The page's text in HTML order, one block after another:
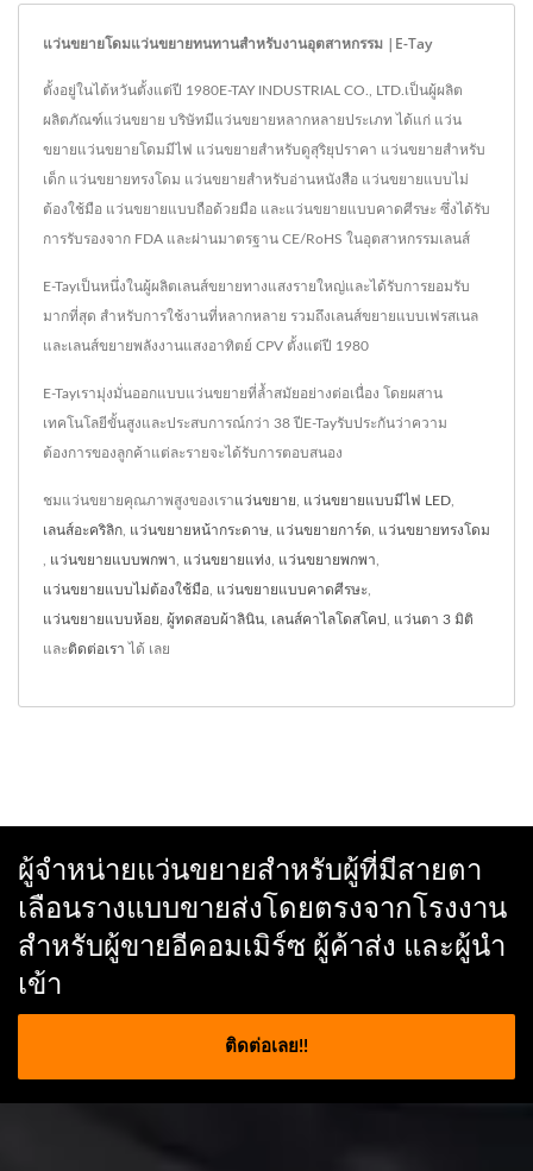
แว่นขยายโดมแว่นขยายทนทานสำหรับงานอุตสาหกรรม |E-Tay
ตั้งอยู่ในไต้หวันตั้งแต่ปี 1980E-TAY INDUSTRIAL CO., LTD.เป็นผู้ผลิต
ผลิตภัณฑ์แว่นขยาย บริษัทมีแว่นขยายหลากหลายประเภท ได้แก่ แว่น
ขยายแว่นขยายโดมมีไฟ แว่นขยายสำหรับดูสุริยุปราคา แว่นขยายสำหรับ
เด็ก แว่นขยายทรงโดม แว่นขยายสำหรับอ่านหนังสือ แว่นขยายแบบไม่
ต้องใช้มือ แว่นขยายแบบถือด้วยมือ และแว่นขยายแบบคาดศีรษะ ซึ่งได้รับ
การรับรองจาก FDA และผ่านมาตรฐาน CE/RoHS ในอุตสาหกรรมเลนส์
E-Tayเป็นหนึ่งในผู้ผลิตเลนส์ขยายทางแสงรายใหญ่และได้รับการยอมรับ
มากที่สุด สำหรับการใช้งานที่หลากหลาย รวมถึงเลนส์ขยายแบบเฟรสเนล
และเลนส์ขยายพลังงานแสงอาทิตย์ CPV ตั้งแต่ปี 1980
E-Tayเรามุ่งมั่นออกแบบแว่นขยายที่ล้ำสมัยอย่างต่อเนื่อง โดยผสาน
เทคโนโลยีขั้นสูงและประสบการณ์กว่า 38 ปีE-Tayรับประกันว่าความ
ต้องการของลูกค้าแต่ละรายจะได้รับการตอบสนอง
ชมแว่นขยายคุณภาพสูงของเราแว่นขยาย แว่นขยายแบบมีไฟ LED
เลนส์อะคริลิก แว่นขยายหน้ากระดาษ แว่นขยายการ์ด แว่นขยายทรงโดม
แว่นขยายแบบพกพา แว่นขยายแท่ง แว่นขยายพกพา
แว่นขยายแบบไม่ต้องใช้มือ แว่นขยายแบบคาดศีรษะ
แว่นขยายแบบห้อย ผู้ทดสอบผ้าลินิน เลนส์คาไลโดสโคป แว่นตา 3 มิติ
และติดต่อเรา ได้ เลย
ผู้จำหน่ายแว่นขยายสำหรับผู้ที่มีสายตา
เลือนรางแบบขายส่งโดยตรงจากโรงงาน
สำหรับผู้ขายอีคอมเมิร์ซ ผู้ค้าส่ง และผู้นำ
เข้า
ติดต่อเลย!!